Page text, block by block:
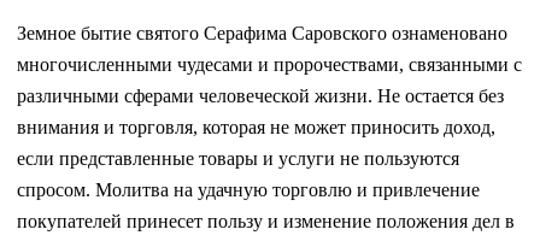
Земное бытие святого Серафима Саровского ознаменовано
многочисленными чудесами и пророчествами, связанными с
различными сферами человеческой жизни. Не остается без
внимания и торговля, которая не может приносить доход,
если представленные товары и услуги не пользуются
спросом. Молитва на удачную торговлю и привлечение
покупателей принесет пользу и изменение положения дел в